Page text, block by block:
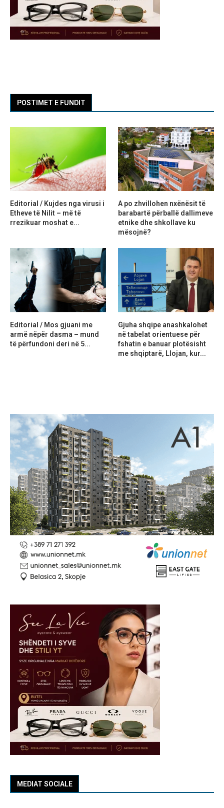
MEDIAT SOCIALE
POSTIMET E FUNDIT
Editorial / Kujdes nga virusi i
Etheve të Nilit – më të
rrezikuar moshat e...
A po zhvillohen nxënësit të
barabartë përballë dallimeve
etnike dhe shkollave ku
mësojnë?
Editorial / Mos gjuani me
armë nëpër dasma – mund
të përfundoni deri në 5...
Gjuha shqipe anashkalohet
në tabelat orientuese për
fshatin e banuar plotësisht
me shqiptarë, Llojan, kur...